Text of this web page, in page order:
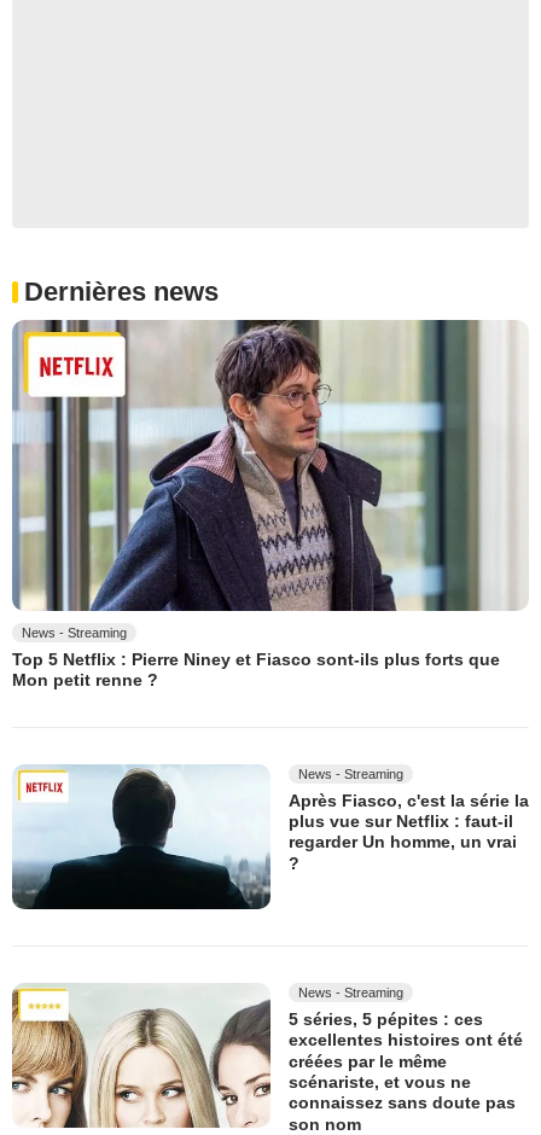
Dernières news
News - Streaming
Top 5 Netflix : Pierre Niney et Fiasco sont-ils plus forts que
Mon petit renne ?
News - Streaming
Après Fiasco, c'est la série la
plus vue sur Netflix : faut-il
regarder Un homme, un vrai
?
News - Streaming
5 séries, 5 pépites : ces
excellentes histoires ont été
créées par le même
scénariste, et vous ne
connaissez sans doute pas
son nom